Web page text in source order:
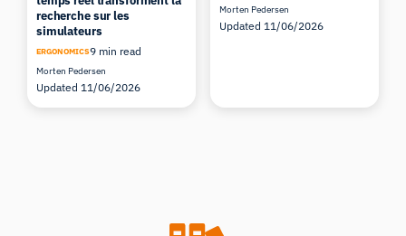
recherche sur les
simulateurs
ERGONOMICS9 min read
Morten Pedersen
Updated 11/06/2026
Morten Pedersen
Updated 11/06/2026